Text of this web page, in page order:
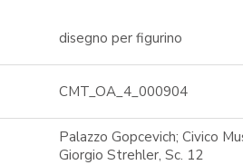
disegno per figurino
CMT_OA_4_000904
Palazzo Gopcevich; Civico
Giorgio Strehler, Sc. 12